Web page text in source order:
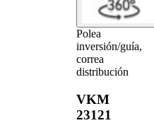
Polea
inversión/guía,
correa
distribución
VKM
23121